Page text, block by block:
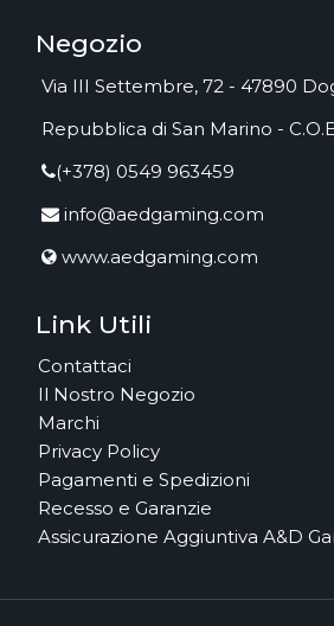
Negozio
Via III Settembre, 72 - 47890
Repubblica di San Marino -
(+378) 0549 963459
info@aedgaming.com
www.aedgaming.com
Link Utili
Contattaci
Il Nostro Negozio
Marchi
Privacy Policy
Pagamenti e Spedizioni
Recesso e Garanzie
Assicurazione Aggiuntiva A&D